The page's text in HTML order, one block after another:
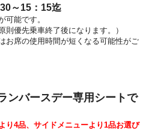
～15：15迄
能です。
優先乗車終了後になります。）
席の使用時間が短くなる可能性がご
ンバースデー専用シートで
4品、サイドメニューより1品お選び